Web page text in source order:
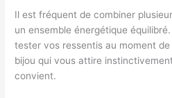
Il est fréquent de combiner
un ensemble énergétique
tester vos ressentis au moment
bijou qui vous attire
convient.